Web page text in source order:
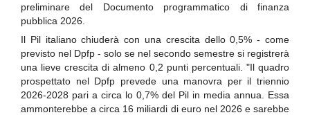
preliminare del Documento programmatico di finanza
pubblica 2026.
Il Pil italiano chiuderà con una crescita dello 0,5% - come
previsto nel Dpfp - solo se nel secondo semestre si registrerà
una lieve crescita di almeno 0,2 punti percentuali. "Il quadro
prospettato nel Dpfp prevede una manovra per il triennio
2026-2028 pari a circa lo 0,7% del Pil in media annua. Essa
ammonterebbe a circa 16 miliardi di euro nel 2026 e sarebbe